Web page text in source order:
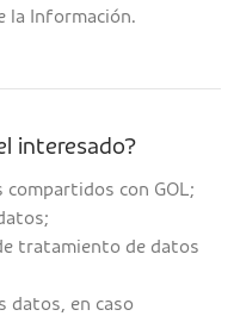
la Información.
interesado?
compartidos con GOL;
tratamiento de datos
datos, en caso